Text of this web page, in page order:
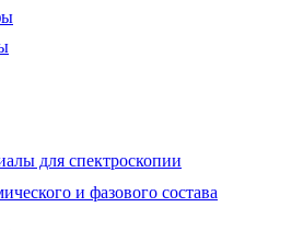
для спектроскопии
и фазового состава